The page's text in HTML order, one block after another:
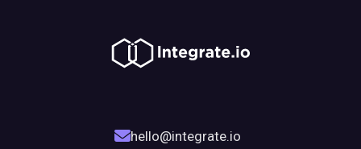
hello@integrate.io